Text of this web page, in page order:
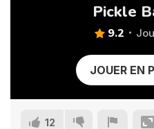
Pickle
9.2
JOUER EN
12